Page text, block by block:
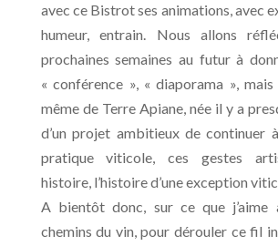
avec ce Bistrot ses animations, avec
humeur, entrain. Nous allons
prochaines semaines au futur à
« conférence », « diaporama »,
même de Terre Apiane, née il y a
d’un projet ambitieux de continuer
pratique viticole, ces gestes
histoire, l’histoire d’une exception
A bientôt donc, sur ce que j’aime
chemins du vin, pour dérouler ce fil